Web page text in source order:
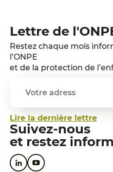
Lettre de
Restez chaque mois
l’ONPE
et de la protection de
Lire la dernière lettre
Suivez-nous
et restez